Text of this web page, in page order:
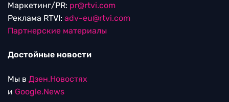
Маркетинг/PR: pr@rtvi.com
Реклама RTVI: adv-eu@rtvi.com
Партнерские материалы
Достойные новости
Мы в Дзен.Новостях
и Google.News